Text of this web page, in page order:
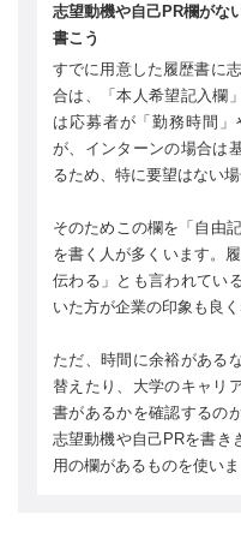
志望動機や自己PR欄がな
書こう
すでに用意した履歴書に
合は、「本人希望記入欄
は応募者が「勤務時間
が、インターンの場合は
るため、特に要望はない場
そのためこの欄を「自由
を書く人が多くいます。
伝わる」とも言われてい
いた方が企業の印象も良く
ただ、時間に余裕がある
替えたり、大学のキャリ
書があるかを確認するの
志望動機や自己PRを書き
用の欄があるものを使いま